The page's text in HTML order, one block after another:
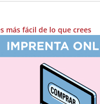
más fácil de lo que crees